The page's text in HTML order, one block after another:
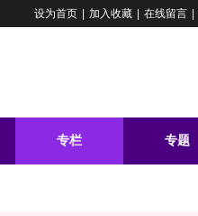
设为首页 加入收藏 在线留言
专栏 专题